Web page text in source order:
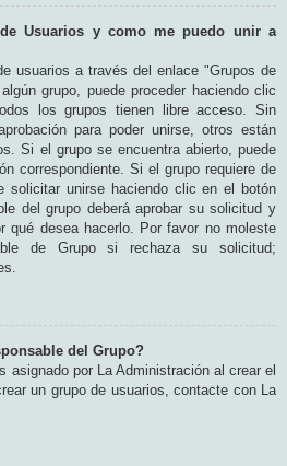
Usuarios y como me puedo unir a
usuarios a través del enlace "Grupos de
grupo, puede proceder haciendo clic
los grupos tienen libre acceso. Sin
para poder unirse, otros están
Si el grupo se encuentra abierto, puede
correspondiente. Si el grupo requiere de
solicitar unirse haciendo clic en el botón
del grupo deberá aprobar su solicitud y
qué desea hacerlo. Por favor no moleste
de Grupo si rechaza su solicitud;
del Grupo?
asignado por La Administración al crear el
un grupo de usuarios, contacte con La